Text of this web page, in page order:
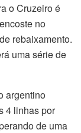
o Cruzeiro é
no
rebaixamento.
uma série de
argentino
4 linhas por
de uma